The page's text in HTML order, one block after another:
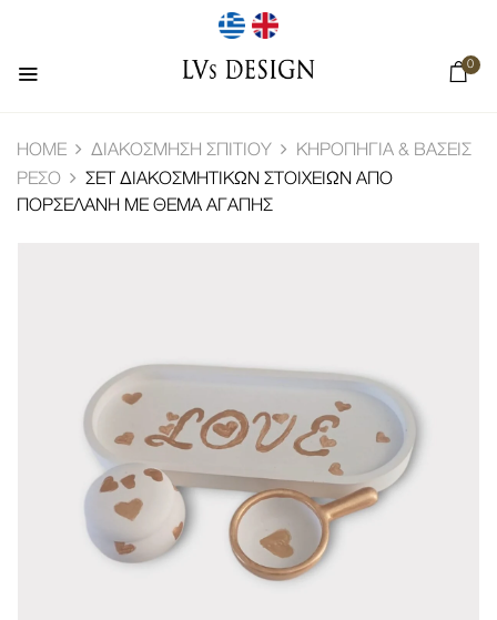
0
HOME ΔΙΑΚΌΣΜΗΣΗ ΣΠΙΤΙΟΎ
ΚΗΡΟΠΉΓΙΑ & ΒΆΣΕΙΣ
ΡΕΣΌ
ΣΕΤ ΔΙΑΚΟΣΜΗΤΙΚΏΝ ΣΤΟΙΧΕΊΩΝ ΑΠΌ
ΠΟΡΣΕΛΆΝΗ ΜΕ ΘΈΜΑ ΑΓΆΠΗΣ